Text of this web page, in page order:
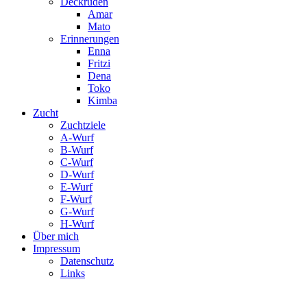
Amar
Mato
Erinnerungen
Enna
Fritzi
Dena
Toko
Kimba
Zucht
Zuchtziele
A-Wurf
B-Wurf
C-Wurf
D-Wurf
E-Wurf
F-Wurf
G-Wurf
H-Wurf
Über mich
Impressum
Datenschutz
Links